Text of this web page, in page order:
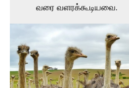
வரை வளரக்கூடியவை.